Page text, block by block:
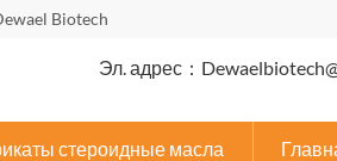
Biotech
Эл. адрес：
стероидные масла